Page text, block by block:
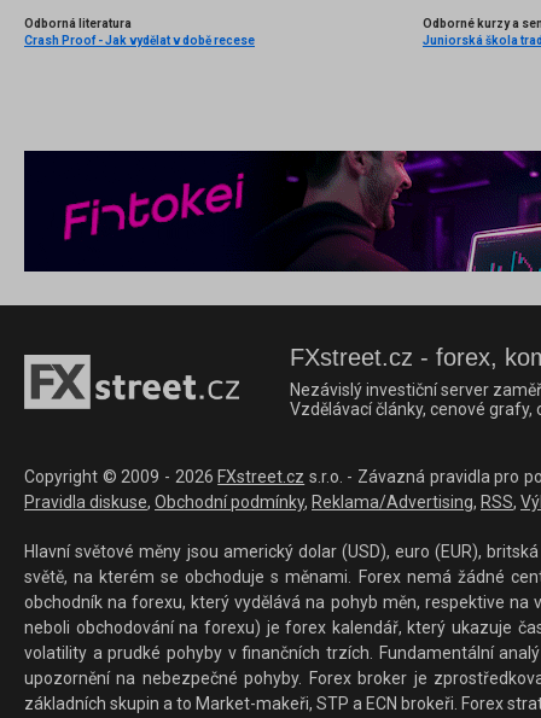
Odborná literatura
Crash Proof - Jak vydělat v době recese
Odborné kurzy a
Juniorská škola
FXstreet.cz - forex,
Nezávislý investiční server
Vzdělávací články, cenové
Copyright © 2009 - 2026 FXstreet.cz s.r.o. - Závazná pravidla pro
Pravidla diskuse, Obchodní podmínky, Reklama/Advertising, RSS,
Hlavní světové měny jsou americký dolar (USD), euro (EUR),
světě, na kterém se obchoduje s měnami. Forex nemá žádné
obchodník na forexu, který vydělává na pohyb měn, respektive
neboli obchodování na forexu) je forex kalendář, který ukazuje
volatility a prudké pohyby v finančních trzích. Fundamentální
upozornění na nebezpečné pohyby. Forex broker je
základních skupin a to Market-makeři, STP a ECN brokeři. Forex